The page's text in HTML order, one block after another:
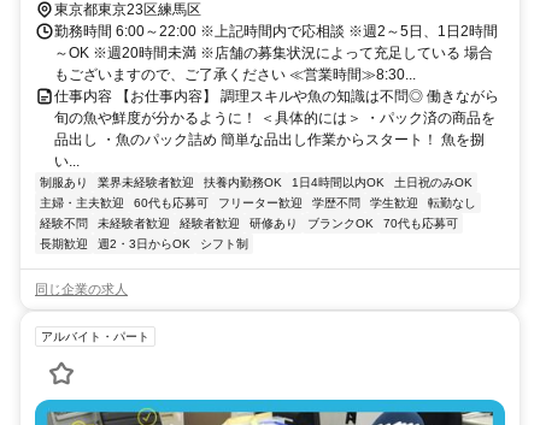
馬駅」より徒歩18分＊自転車通勤OK
東京都東京23区練馬区
勤務時間 6:00～22:00 ※上記時間内で応相談 ※週2～5日、1日2時間
～OK ※週20時間未満 ※店舗の募集状況によって充足している 場合
もございますので、ご了承ください ≪営業時間≫8:30...
仕事内容 【お仕事内容】 調理スキルや魚の知識は不問◎ 働きながら
旬の魚や鮮度が分かるように！ ＜具体的には＞ ・パック済の商品を
品出し ・魚のパック詰め 簡単な品出し作業からスタート！ 魚を捌
い...
制服あり 業界未経験者歓迎 扶養内勤務OK 1日4時間以内OK
土日祝のみOK
主婦・主夫歓迎
60代も応募可 フリーター歓迎 学歴不問 学生歓迎
転勤なし
経験不問
未経験者歓迎 経験者歓迎 研修あり ブランクOK
70代も応募可
長期歓迎
週2・3日からOK シフト制
同じ企業の求人
アルバイト・パート